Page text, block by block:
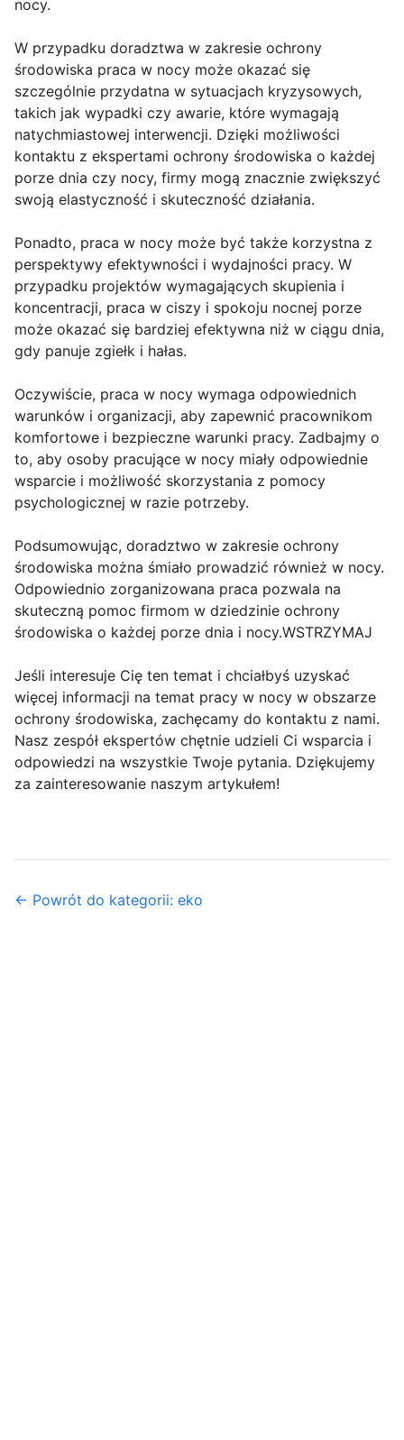
nocy.
W przypadku doradztwa w zakresie ochrony
środowiska praca w nocy może okazać się
szczególnie przydatna w sytuacjach kryzysowych,
takich jak wypadki czy awarie, które wymagają
natychmiastowej interwencji. Dzięki możliwości
kontaktu z ekspertami ochrony środowiska o każdej
porze dnia czy nocy, firmy mogą znacznie zwiększyć
swoją elastyczność i skuteczność działania.
Ponadto, praca w nocy może być także korzystna z
perspektywy efektywności i wydajności pracy. W
przypadku projektów wymagających skupienia i
koncentracji, praca w ciszy i spokoju nocnej porze
może okazać się bardziej efektywna niż w ciągu dnia,
gdy panuje zgiełk i hałas.
Oczywiście, praca w nocy wymaga odpowiednich
warunków i organizacji, aby zapewnić pracownikom
komfortowe i bezpieczne warunki pracy. Zadbajmy o
to, aby osoby pracujące w nocy miały odpowiednie
wsparcie i możliwość skorzystania z pomocy
psychologicznej w razie potrzeby.
Podsumowując, doradztwo w zakresie ochrony
środowiska można śmiało prowadzić również w nocy.
Odpowiednio zorganizowana praca pozwala na
skuteczną pomoc firmom w dziedzinie ochrony
środowiska o każdej porze dnia i nocy.WSTRZYMAJ
Jeśli interesuje Cię ten temat i chciałbyś uzyskać
więcej informacji na temat pracy w nocy w obszarze
ochrony środowiska, zachęcamy do kontaktu z nami.
Nasz zespół ekspertów chętnie udzieli Ci wsparcia i
odpowiedzi na wszystkie Twoje pytania. Dziękujemy
za zainteresowanie naszym artykułem!
← Powrót do kategorii: eko